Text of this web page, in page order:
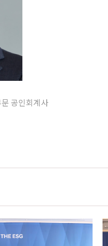
공인회계사